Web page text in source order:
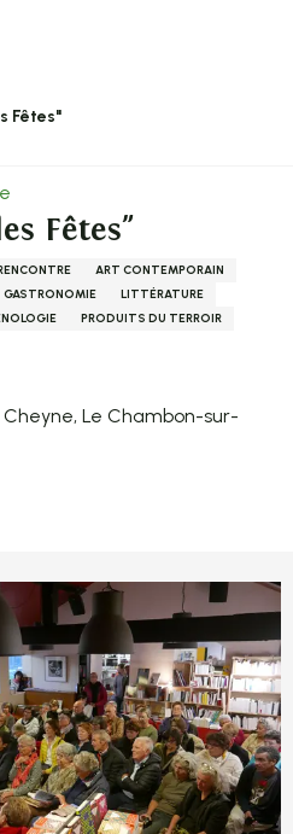
Fêtes"
Fêtes"
ART CONTEMPORAIN
GASTRONOMIE
LITTÉRATURE
PRODUITS DU TERROIR
Le Chambon-sur-